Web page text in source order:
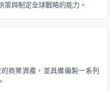
與制定全球戰略的能力。
商業資產，並具備編製一系列